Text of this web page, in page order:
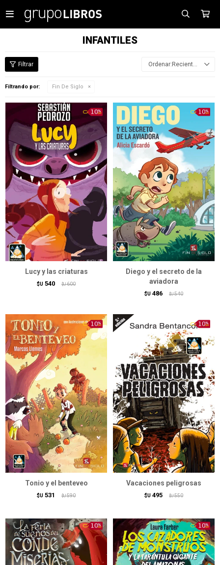

INFANTILES
Recientes
Filtrando por: Fin De Siglo
Lucy y las criaturas
$U 540 $U 600
Diego y el secreto de la
aviadora
$U 486 $U 540
Tonio y el benteveo
$U 531 $U 590
Vacaciones peligrosas
$U 495 $U 550